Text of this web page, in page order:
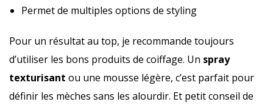
Permet de multiples options de styling
Pour un résultat au top, je recommande toujours
d’utiliser les bons produits de coiffage. Un spray
texturisant ou une mousse légère, c’est parfait pour
définir les mèches sans les alourdir. Et petit conseil de